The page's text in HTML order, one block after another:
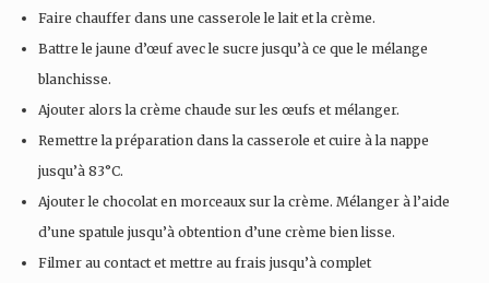
Faire chauffer dans une casserole le lait et la crème.
Battre le jaune d’œuf avec le sucre jusqu’à ce que le mélange
blanchisse.
Ajouter alors la crème chaude sur les œufs et mélanger.
Remettre la préparation dans la casserole et cuire à la nappe
jusqu’à 83°C.
Ajouter le chocolat en morceaux sur la crème. Mélanger à l’aide
d’une spatule jusqu’à obtention d’une crème bien lisse.
Filmer au contact et mettre au frais jusqu’à complet